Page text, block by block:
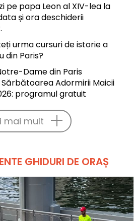
pe papa Leon al XIV-lea la
și ora deschiderii
urma cursuri de istorie a
din Paris?
Dame din Paris
Adormirii Maicii
programul gratuit
mai mult
GHIDURI DE ORAȘ